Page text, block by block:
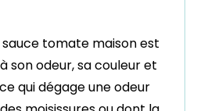
tomate maison est
son odeur, sa couleur et
qui dégage une odeur